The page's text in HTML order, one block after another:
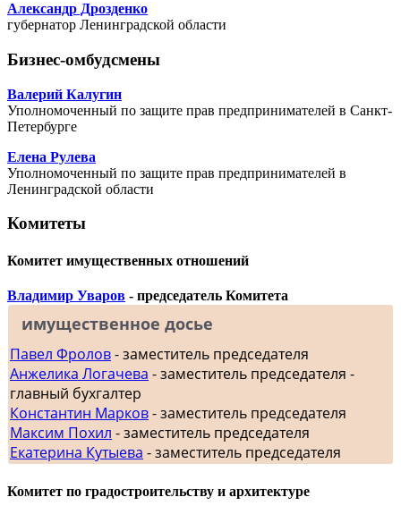
Александр Дрозденко
губернатор Ленинградской области
Бизнес-омбудсмены
Валерий Калугин
Уполномоченный по защите прав предпринимателей в Санкт-
Петербурге
Елена Рулева
Уполномоченный по защите прав предпринимателей в
Ленинградской области
Комитеты
Комитет имущественных отношений
Владимир Уваров - председатель Комитета
имущественное досье
Павел Фролов- заместитель председателя
Анжелика Логачева - заместитель председателя -
главный бухгалтер
Константин Марков- заместитель председателя
Максим Похил - заместитель председателя
Екатерина Кутыева - заместитель председателя
Комитет по градостроительству и архитектуре